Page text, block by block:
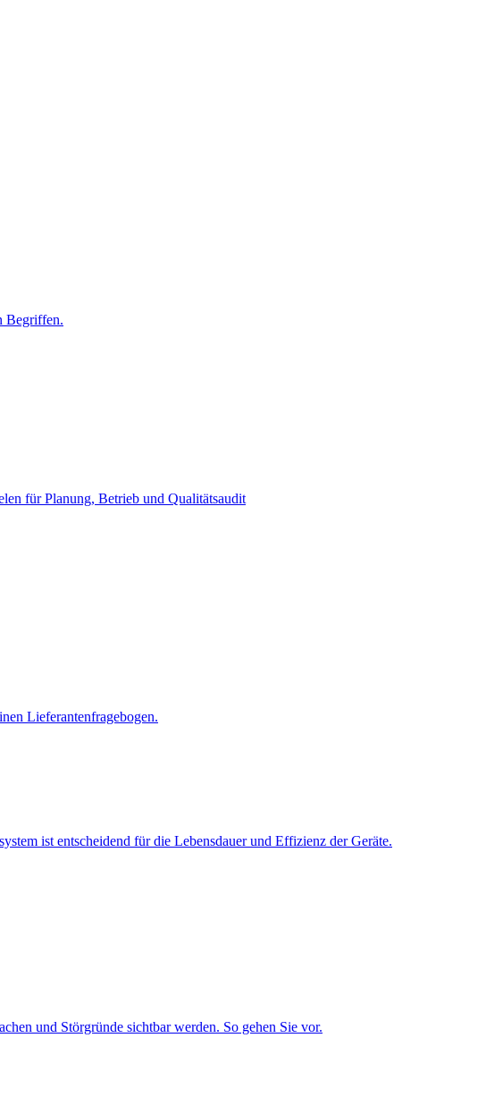
Begriffen.
für Planung, Betrieb und Qualitätsaudit
Lieferantenfragebogen.
ist entscheidend für die Lebensdauer und Effizienz der Geräte.
und Störgründe sichtbar werden. So gehen Sie vor.